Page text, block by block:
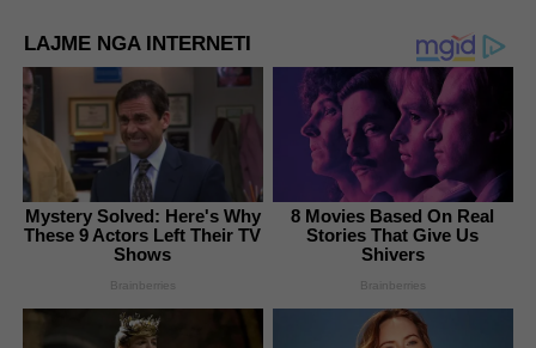
LAJME NGA INTERNETI
Mystery Solved: Here's Why
These 9 Actors Left Their TV
Shows
Brainberries
8 Movies Based On Real
Stories That Give Us
Shivers
Brainberries